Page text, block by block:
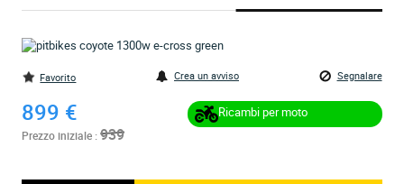
Favorito Crea un avviso Segnalare
899 €
Prezzo iniziale :939
Ricambi per moto